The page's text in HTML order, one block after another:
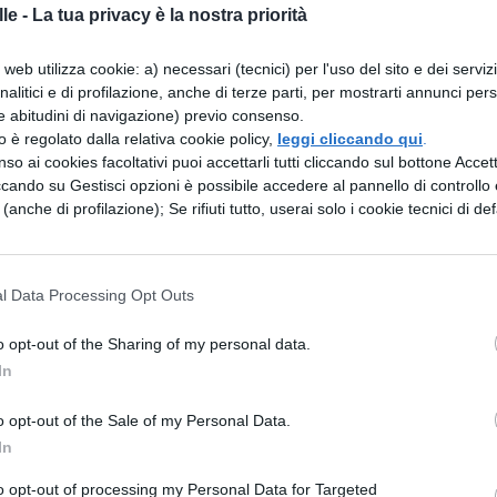
- La tua privacy è la nostra priorità
utilizza cookie: a) necessari (tecnici) per l'uso del sito e dei
e di profilazione, anche di terze parti, per mostrarti annunci
abitudini di navigazione) previo consenso.
è regolato dalla relativa cookie policy, leggi cliccando qui
ai cookies facoltativi puoi accettarli tutti cliccando sul bottone
su Gestisci opzioni è possibile accedere al pannello di controllo
di profilazione); Se rifiuti tutto, userai solo i cookie tecnici di
Data Processing Opt Outs
opt-out of the Sharing of my personal data.
opt-out of the Sale of my Personal Data.
opt-out of processing my Personal Data for Targeted
l'arte dello scriba, elogiava ai propri figli la
voi, fanciulli, sarete scribi! Sarete senza
arte! infatti i contadini o i marinai o i poeti
come i nostri colleghi e ne lo saranno. Infatti
l'autunno non raccolgono sempre i
piogge i fiumi inondano talvolta i campi c'è
offrono sempre al padrone, che possiede i
frumento: pertanto non sempre gioiscono in
è stato scritto da molti scrittori. I marinai
pericolose tempeste verso le lontane coste
la tranquillità; talvolta combattono
Gli atleti non stanno mai in ozio. I
allori, ma gli allori non danno cibo.